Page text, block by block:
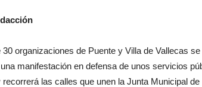
30 organizaciones de Puente y Villa de Vallecas
manifestación en defensa de unos servicios
recorrerá las calles que unen la Junta Municipal